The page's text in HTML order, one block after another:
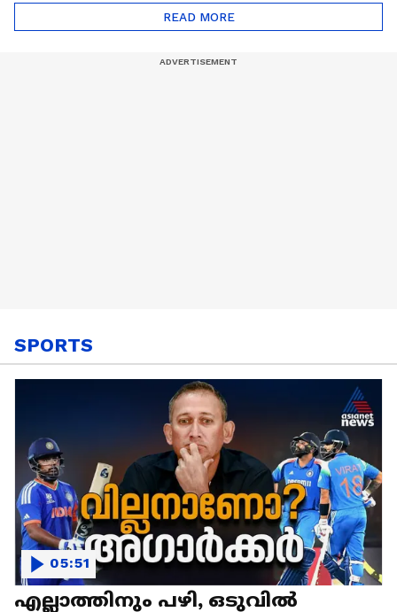
പരാതിയുമായി
കാരനെതിരെ
പോക്സോ കേസ്,
READ MORE
SPORTS
എല്ലാത്തിനും പഴി, ഒടുവില്‍
05:51